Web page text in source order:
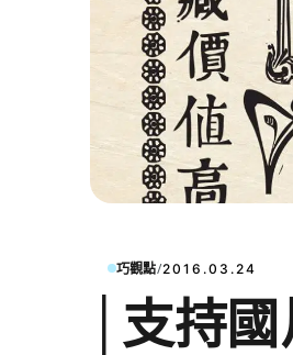
巧觀點/2016.03.24
│支持